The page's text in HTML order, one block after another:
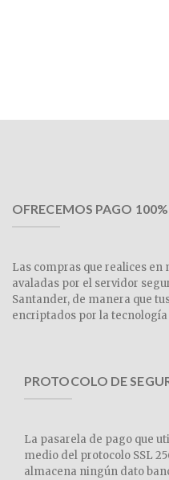
OFRECEMOS PAGO
Las compras que realices
avaladas por el servidor
Santander, de manera que
encriptados por la
PROTOCOLO DE
La pasarela de pago que
medio del protocolo SSL
almacena ningún dato